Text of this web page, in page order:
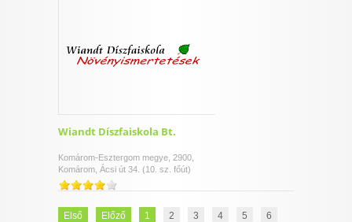
Wiandt Díszfaiskola Bt.
Komárom-Esztergom megye, 2900,
Komárom, Ácsi út 34. (10. sz. főút)
Első Előző 1 2 3 4 5
6